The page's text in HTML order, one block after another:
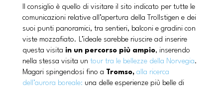
Il consiglio è quello di visitare il sito indicato per tutte le
comunicazioni relative all’apertura della Trollstigen e dei
suoi punti panoramici, tra sentieri, balconi e gradini con
viste mozzafiato. L’ideale sarebbe riuscire ad inserire
questa visita in un percorso più ampio, inserendo
nella stessa visita un tour tra le bellezze della Norvegia.
Magari spingendosi fino a Tromso, alla ricerca
dell’aurora boreale: una delle esperienze più belle di